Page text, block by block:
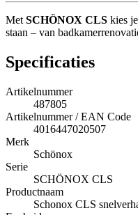
Met SCHÖNOX CLS kies
staan – van
Specificaties
Artikelnummer
487805
Artikelnummer / EAN Code
4016447020507
Merk
Schönox
Serie
SCHÖNOX CLS
Productnaam
Schonox CLS